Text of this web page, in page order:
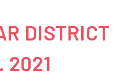
DISTRICT
2021